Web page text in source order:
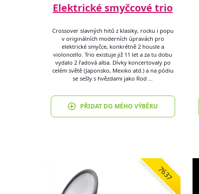
Elektrické smyčcové trio
Crossover slavných hitů z klasiky, rocku i popu
v originálních moderních úpravách pro
elektrické smyčce, konkrétně 2 housle a
violoncello. Trio existuje již 11 let a za tu dobu
vydalo 2 řadová alba. Dívky koncertovaly po
celém světě (Japonsko, Mexiko atd.) a na pódiu
se sešly s hvězdami jako Rod …
PŘIDAT DO MÉHO VÝBĚRU
7637